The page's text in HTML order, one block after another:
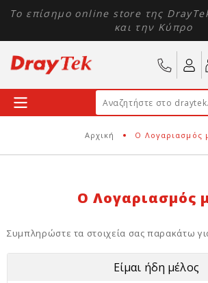
Το επίσημο online store της
και την Κύπρο
Αρχική Ο Λογαριασμός
Ο Λογαριασμός
Συμπληρώστε τα στοιχεία σας παρακάτω
Είμαι ήδη μέλος